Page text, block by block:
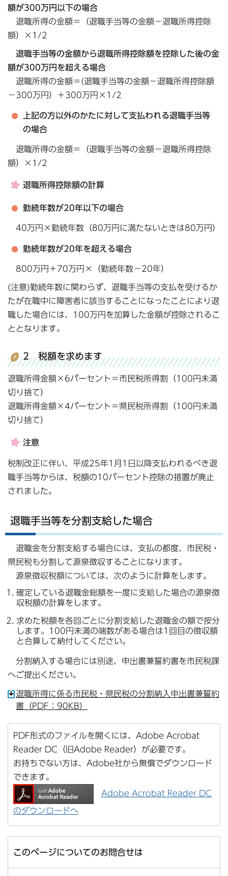
額が300万円以下の場合
退職所得の金額＝（退職手当等の金額－退職所得控除
額）×1/2
退職手当等の金額から退職所得控除額を控除した後の金
額が300万円を超える場合
退職所得の金額＝(退職手当等の金額－退職所得控除額
－300万円）＋300万円×1/2
上記の方以外のかたに対して支払われる退職手当等
の場合
退職所得の金額＝（退職手当等の金額－退職所得控除
額）×1/2
退職所得控除額の計算
勤続年数が20年以下の場合
40万円×勤続年数（80万円に満たないときは80万円）
勤続年数が20年を超える場合
800万円＋70万円×（勤続年数－20年）
(注意)勤続年数に関わらず、退職手当等の支払を受けるか
たが在職中に障害者に該当することになったことにより退
職した場合には、100万円を加算した金額が控除されるこ
ととなります。
2 税額を求めます
退職所得金額×6パーセント＝市民税所得割（100円未満
切り捨て）
退職所得金額×4パーセント＝県民税所得割（100円未満
切り捨て）
注意
税制改正に伴い、平成25年1月1日以降支払われるべき退
職手当等からは、税額の10パーセント控除の措置が廃止
されました。
退職手当等を分割支給した場合
退職金を分割支給する場合には、支払の都度、市民税・
県民税も分割して源泉徴収することになります。
源泉徴収税額については、次のように計算をします。
確定している退職金総額を一度に支給した場合の源泉徴
収税額の計算をします。
求めた税額を各回ごとに分割支給した退職金の額で按分
します。100円未満の端数がある場合は1回目の徴収額
と合算して納付してください。
分割納入する場合には別途、申出書兼誓約書を市民税課
へご提出ください。
退職所得に係る市民税・県民税の分割納入申出書兼誓約
書（PDF：90KB）
PDF形式のファイルを開くには、Adobe Acrobat
Reader DC（旧Adobe Reader）が必要です。
お持ちでない方は、Adobe社から無償でダウンロード
できます。
Adobe Acrobat Reader DC
のダウンロードへ
このページについてのお問合せは